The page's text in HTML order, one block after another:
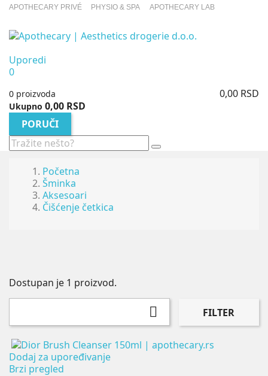
APOTHECARY PRIVÉ PHYSIO & SPA APOTHECARY LAB
Uporedi
0
0 proizvoda 0,00 RSD
Ukupno 0,00 RSD
PORUČI
Početna
Šminka
Aksesoari
Čišćenje četkica
Dostupan je 1 proizvod.
 FILTER
Dodaj za upoređivanje
Brzi pregled